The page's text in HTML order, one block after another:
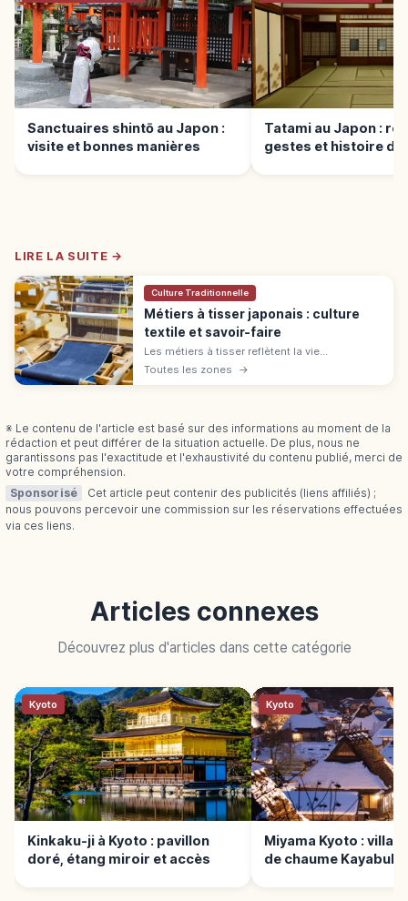
Sanctuaires shintō au Japon :
visite et bonnes manières
Tatami au Japon :
gestes et histoire du
LIRE LA SUITE →
Culture Traditionnelle
Métiers à tisser japonais : culture
textile et savoir-faire
Les métiers à tisser reflètent la vie
quotidienne et l'esthétique japonaise. Guide
Toutes les zones →
※ Le contenu de l'article est basé sur des informations au moment de la
rédaction et peut différer de la situation actuelle. De plus, nous ne
garantissons pas l'exactitude et l'exhaustivité du contenu publié, merci de
votre compréhension.
Sponsorisé
Cet article peut contenir des publicités (liens affiliés) ;
nous pouvons percevoir une commission sur les réservations effectuées
via ces liens.
Articles connexes
Découvrez plus d'articles dans cette catégorie
Kyoto
Kinkaku-ji à Kyoto : pavillon
doré, étang miroir et accès
Kyoto
Miyama Kyoto :
de chaume Kayabuki